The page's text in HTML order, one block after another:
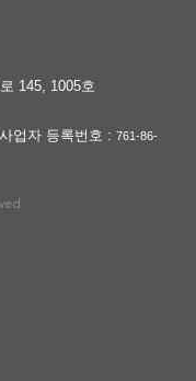
145, 1005호
사업자 등록번호 : 761-86-